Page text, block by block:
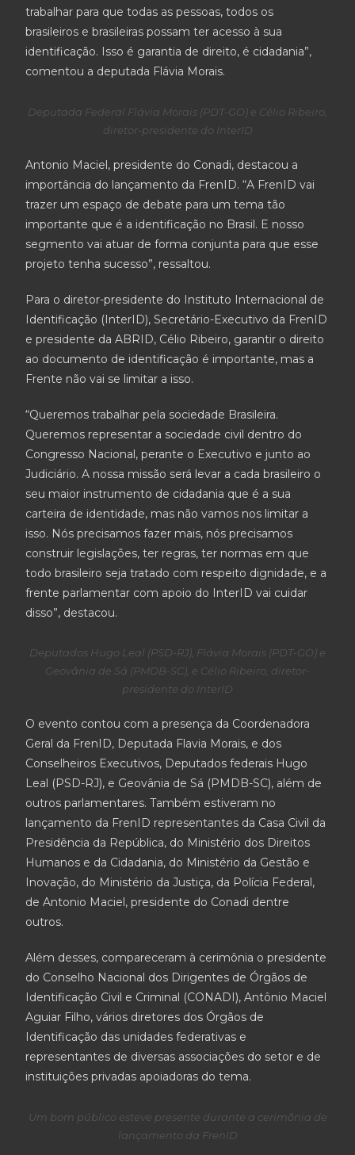
trabalhar para que todas as pessoas, todos os
brasileiros e brasileiras possam ter acesso à sua
identificação. Isso é garantia de direito, é cidadania”,
comentou a deputada Flávia Morais.
Deputada Federal Flávia Morais (PDT-GO) e Célio Ribeiro,
diretor-presidente do InterID
Antonio Maciel, presidente do Conadi, destacou a
importância do lançamento da FrenID. “A FrenID vai
trazer um espaço de debate para um tema tão
importante que é a identificação no Brasil. E nosso
segmento vai atuar de forma conjunta para que esse
projeto tenha sucesso”, ressaltou.
Para o diretor-presidente do Instituto Internacional de
Identificação (InterID), Secretário-Executivo da FrenID
e presidente da ABRID, Célio Ribeiro, garantir o direito
ao documento de identificação é importante, mas a
Frente não vai se limitar a isso.
“Queremos trabalhar pela sociedade Brasileira.
Queremos representar a sociedade civil dentro do
Congresso Nacional, perante o Executivo e junto ao
Judiciário. A nossa missão será levar a cada brasileiro o
seu maior instrumento de cidadania que é a sua
carteira de identidade, mas não vamos nos limitar a
isso. Nós precisamos fazer mais, nós precisamos
construir legislações, ter regras, ter normas em que
todo brasileiro seja tratado com respeito dignidade, e a
frente parlamentar com apoio do InterID vai cuidar
disso”, destacou.
Deputados Hugo Leal (PSD-RJ), Flávia Morais (PDT-GO) e
Geovânia de Sá (PMDB-SC), e Célio Ribeiro, diretor-
presidente do InterID
O evento contou com a presença da Coordenadora
Geral da FrenID, Deputada Flavia Morais, e dos
Conselheiros Executivos, Deputados federais Hugo
Leal (PSD-RJ), e Geovânia de Sá (PMDB-SC), além de
outros parlamentares. Também estiveram no
lançamento da FrenID representantes da Casa Civil da
Presidência da República, do Ministério dos Direitos
Humanos e da Cidadania, do Ministério da Gestão e
Inovação, do Ministério da Justiça, da Polícia Federal,
de Antonio Maciel, presidente do Conadi dentre
outros.
Além desses, compareceram à cerimônia o presidente
do Conselho Nacional dos Dirigentes de Órgãos de
Identificação Civil e Criminal (CONADI), Antônio Maciel
Aguiar Filho, vários diretores dos Órgãos de
Identificação das unidades federativas e
representantes de diversas associações do setor e de
instituições privadas apoiadoras do tema.
Um bom público esteve presente durante a cerimônia de
lançamento da FrenID